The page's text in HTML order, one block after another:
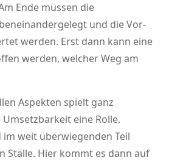
Ende müssen die
und die Vor-
werden. Erst dann kann eine
werden, welcher Weg am
Aspekten spielt ganz
eine Rolle.
im weit überwiegenden Teil
Ställe. Hier kommt es dann auf